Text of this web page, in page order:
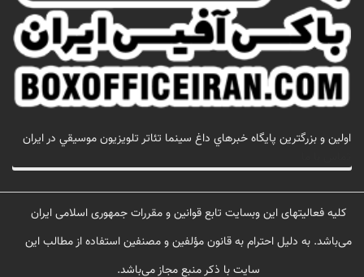
اولين و بزرگترين پايگاه خبرهاي داغ سينما تئاتر تلويزيون موسيقي در ايران
کلیه فعالیتهای این وبسایت تابع قوانین و مقررات جمهوری اسلامی ایران
می‌باشد. به دلیل احترام به قانون مؤلفین و مصنفین استفاده از مطالب این
سایت با ذکر منبع مجاز می‌باشد.